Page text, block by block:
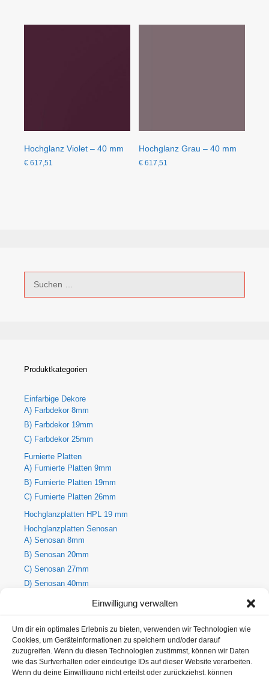
Einwilligung verwalten
Um dir ein optimales Erlebnis zu bieten, verwenden wir Technologien wie
Cookies, um Geräteinformationen zu speichern und/oder darauf
zuzugreifen. Wenn du diesen Technologien zustimmst, können wir Daten
wie das Surfverhalten oder eindeutige IDs auf dieser Website verarbeiten.
Wenn du deine Einwilligung nicht erteilst oder zurückziehst, können
Hochglanz Violet – 40 mm
€ 617,51
Hochglanz Grau – 40 mm
€ 617,51
nach:
Produktkategorien
Einfarbige Dekore
A) Farbdekor 8mm
B) Farbdekor 19mm
C) Farbdekor 25mm
Furnierte Platten
A) Furnierte Platten 9mm
B) Furnierte Platten 19mm
C) Furnierte Platten 26mm
Hochglanzplatten HPL 19 mm
Hochglanzplatten Senosan
A) Senosan 8mm
B) Senosan 20mm
C) Senosan 27mm
D) Senosan 40mm
A) Holz-Dekorplatte 8mm
B) Holz-Dekorplatte 19mm
C) Holz-Dekorplatte 25mm
Metallic Hochglanzplatten Senosan